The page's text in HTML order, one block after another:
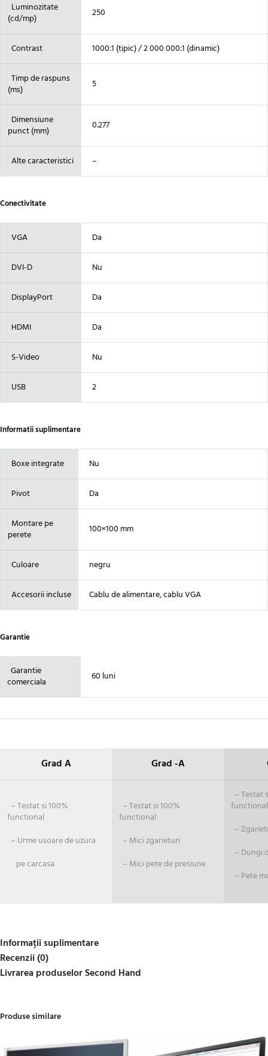
Luminozitate
(cd/mp)
250
Contrast 1000:1 (tipic) / 2 000 000:1 (dinamic)
Timp de raspuns
(ms)
5
Dimensiune
punct (mm)
0.277
Alte caracteristici –
Conectivitate
VGA Da
DVI-D Nu
DisplayPort Da
HDMI Da
S-Video Nu
USB 2
Informatii suplimentare
Boxe integrate Nu
Pivot Da
Montare pe
perete
100×100 mm
Culoare negru
Accesorii incluse Cablu de alimentare, cablu VGA
Garantie
Garantie
comerciala
60 luni
Grad A Grad -A
– Testat si 100%
functional
– Urme usoare de uzura
pe carcasa
– Testat si 100%
functional
– Mici zgarieturi
– Mici pete de presiune
– Testat
functional
–
– Dungi
– Pete
Informații suplimentare
Recenzii (0)
Livrarea produselor Second Hand
Produse similare